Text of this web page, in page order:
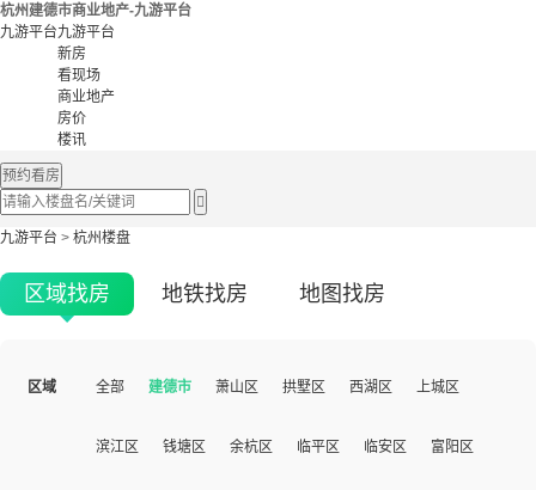
杭州建德市商业地产-九游平台
九游平台九游平台
新房
看现场
商业地产
房价
楼讯
预约看房

九游平台 > 杭州楼盘
区域找房 地铁找房 地图找房
区域 全部 建德市 萧山区 拱墅区 西湖区 上城区
滨江区 钱塘区 余杭区 临平区 临安区 富阳区